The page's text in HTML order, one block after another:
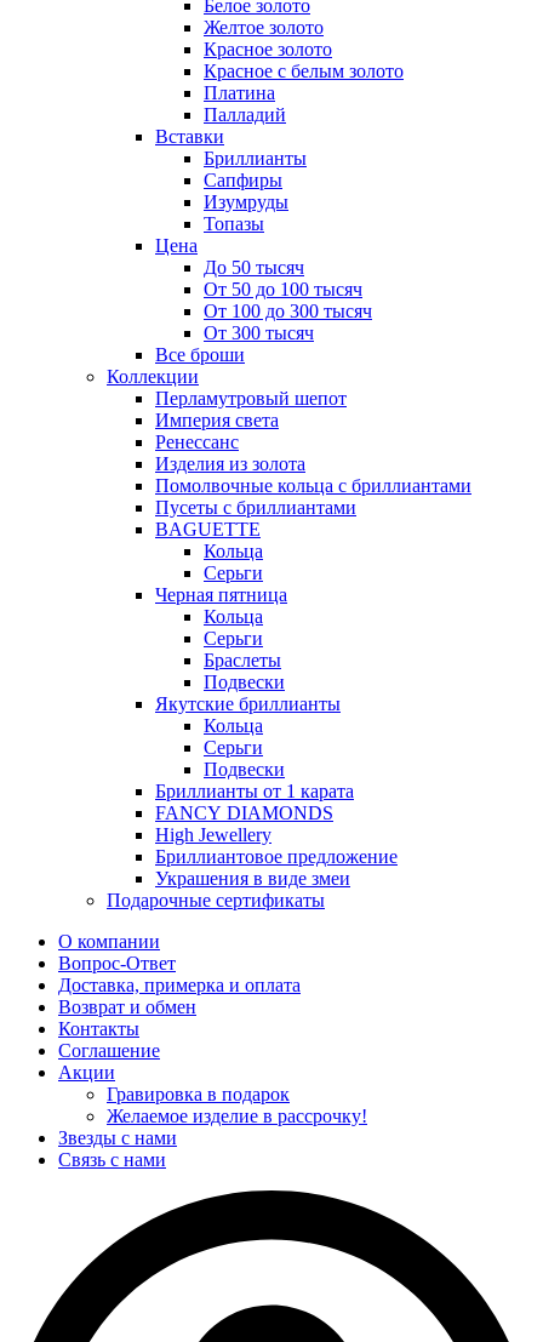
Белое золото
Желтое золото
Красное золото
Красное с белым золото
Платина
Палладий
Вставки
Бриллианты
Сапфиры
Изумруды
Топазы
Цена
До 50 тысяч
От 50 до 100 тысяч
От 100 до 300 тысяч
От 300 тысяч
Все броши
Коллекции
Перламутровый шепот
Империя света
Ренессанс
Изделия из золота
Помолвочные кольца с бриллиантами
Пусеты с бриллиантами
BAGUETTE
Кольца
Серьги
Черная пятница
Кольца
Серьги
Браслеты
Подвески
Якутские бриллианты
Кольца
Серьги
Подвески
Бриллианты от 1 карата
FANCY DIAMONDS
High Jewellery
Бриллиантовое предложение
Украшения в виде змеи
Подарочные сертификаты
О компании
Вопрос-Ответ
Доставка, примерка и оплата
Возврат и обмен
Контакты
Соглашение
Акции
Гравировка в подарок
Желаемое изделие в рассрочку!
Звезды с нами
Связь с нами